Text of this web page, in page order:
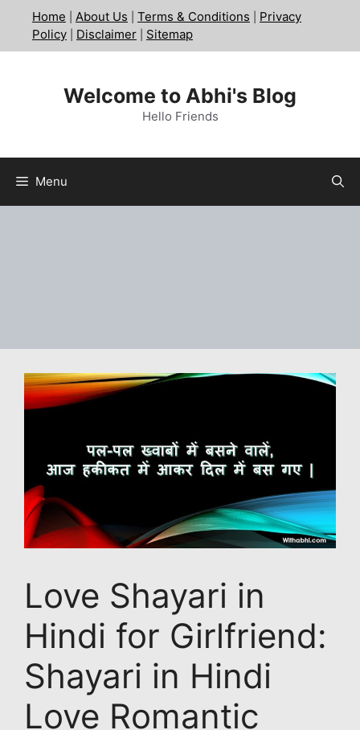
content
Home About Us Terms & Conditions
Privacy
Policy
Disclaimer Sitemap
Welcome to Abhi's Blog
Hello Friends
Menu
Love Shayari in
Hindi for Girlfriend:
Shayari in Hindi
Love Romantic